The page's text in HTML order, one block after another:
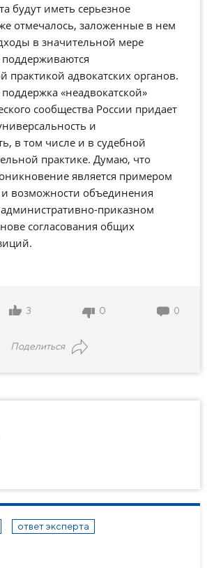
будут иметь серьезное
отмечалось, заложенные в нем
в значительной мере
практикой адвокатских органов.
«неадвокатской»
сообщества России придает
и
в том числе и в судебной
практике. Думаю, что
является примером
возможности объединения
приказном
согласования общих
3 0 0
Поделиться
ответ эксперта